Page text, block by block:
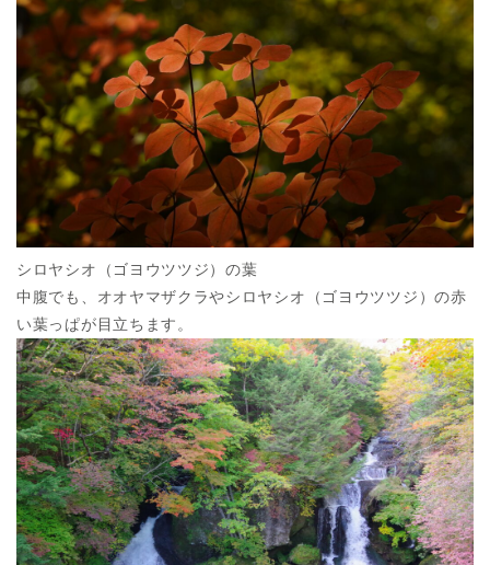
シロヤシオ（ゴヨウツツジ）の葉
中腹でも、オオヤマザクラやシロヤシオ（ゴヨウツツジ）の赤
い葉っぱが目立ちます。